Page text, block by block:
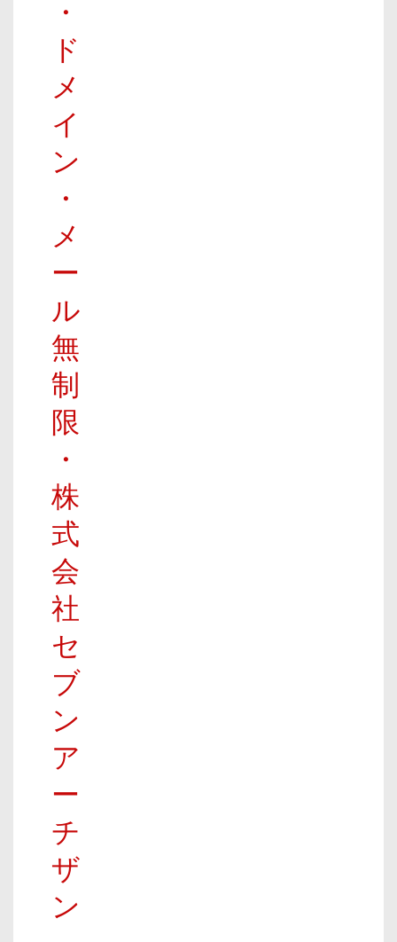
・
ド
メ
イ
ン
・
メ
ー
ル
無
制
限
・
株
式
会
社
セ
ブ
ン
ア
ー
チ
ザ
ン